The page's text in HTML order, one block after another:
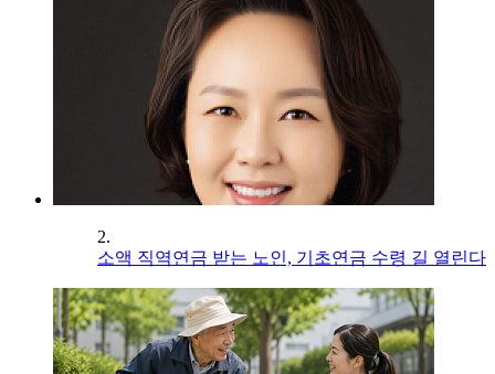
2.
소액 직역연금 받는 노인, 기초연금 수령 길 열린다